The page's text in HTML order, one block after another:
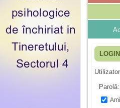
LOGIN
Parolă: